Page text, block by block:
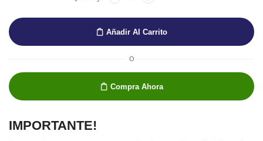
OVALADA
30X40
Añadir Al Carrito
O
Compra Ahora
IMPORTANTE!